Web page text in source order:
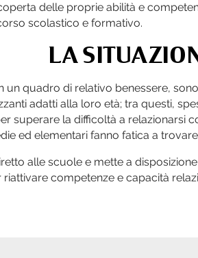
delle proprie abilità e
scolastico e formativo.
LA
quadro di relativo benessere,
adatti alla loro età; tra questi,
la difficoltà a relazionarsi
ed elementari fanno fatica a
alle scuole e mette a
competenze e capacità